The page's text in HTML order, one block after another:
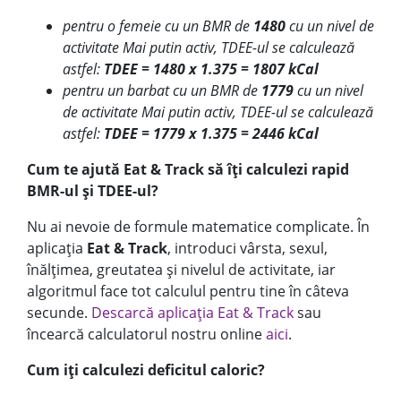
pentru o femeie cu un BMR de 1480cu un nivel de
activitate Mai putin activ, TDEE-ul se calculează
astfel: TDEE = 1480 x 1.375 = 1807kCal
pentru un barbat cu un BMR de 1779cu un nivel
de activitate Mai putin activ, TDEE-ul se calculează
astfel: TDEE = 1779 x 1.375 = 2446kCal
Cum te ajută Eat & Track să îți calculezi rapid
BMR-ul și TDEE-ul?
Nu ai nevoie de formule matematice complicate. În
aplicația Eat & Track, introduci vârsta, sexul,
înălțimea, greutatea și nivelul de activitate, iar
algoritmul face tot calculul pentru tine în câteva
secunde. Descarcă aplicația Eat & Tracksau
încearcă calculatorul nostru onlineaici.
Cum iți calculezi deficitul caloric?